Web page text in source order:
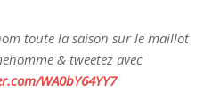
toute la saison sur le maillot
& tweetez avec
WA0bY64YY7